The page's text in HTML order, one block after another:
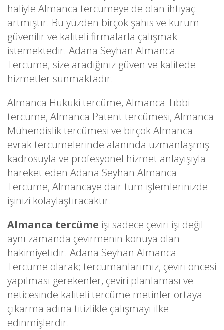
haliyle Almanca tercümeye de olan ihtiyaç
artmıştır. Bu yüzden birçok şahıs ve kurum
güvenilir ve kaliteli firmalarla çalışmak
istemektedir. Adana Seyhan Almanca
Tercüme; size aradığınız güven ve kalitede
hizmetler sunmaktadır.
Almanca Hukuki tercüme, Almanca Tıbbi
tercüme, Almanca Patent tercümesi, Almanca
Mühendislik tercümesi ve birçok Almanca
evrak tercümelerinde alanında uzmanlaşmış
kadrosuyla ve profesyonel hizmet anlayışıyla
hareket eden Adana Seyhan Almanca
Tercüme, Almancaye dair tüm işlemlerinizde
işinizi kolaylaştıracaktır.
Almanca tercüme işi sadece çeviri işi değil
aynı zamanda çevirmenin konuya olan
hakimiyetidir. Adana Seyhan Almanca
Tercüme olarak; tercümanlarımız, çeviri öncesi
yapılması gerekenler, çeviri planlaması ve
neticesinde kaliteli tercüme metinler ortaya
çıkarma adına titizlikle çalışmayı ilke
edinmişlerdir.